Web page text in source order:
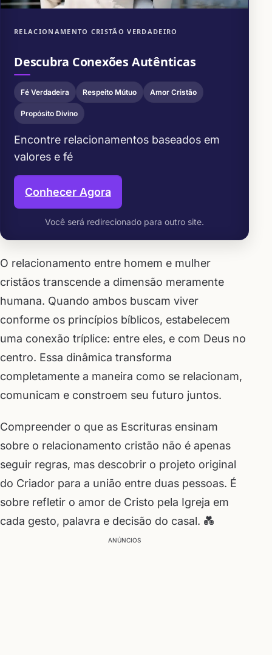
RELACIONAMENTO CRISTÃO VERDADEIRO
Descubra Conexões Autênticas
Fé Verdadeira Respeito Mútuo Amor Cristão
Propósito Divino
Encontre relacionamentos baseados em
valores e fé
Conhecer Agora
Você será redirecionado para outro site.
O relacionamento entre homem e mulher
cristãos transcende a dimensão meramente
humana. Quando ambos buscam viver
conforme os princípios bíblicos, estabelecem
uma conexão tríplice: entre eles, e com Deus no
centro. Essa dinâmica transforma
completamente a maneira como se relacionam,
comunicam e constroem seu futuro juntos.
Compreender o que as Escrituras ensinam
sobre o relacionamento cristão não é apenas
seguir regras, mas descobrir o projeto original
do Criador para a união entre duas pessoas. É
sobre refletir o amor de Cristo pela Igreja em
cada gesto, palavra e decisão do casal. 💑
ANÚNCIOS